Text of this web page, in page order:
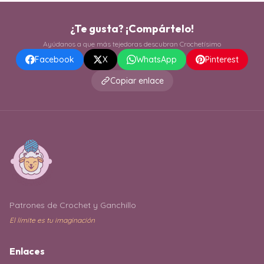
¿Te gusta? ¡Compártelo!
Ayúdanos a que más tejedoras descubran Crochetísimo
Facebook X WhatsApp
Pinterest
Copiar enlace
Patrones de Crochet y Ganchillo
El límite es tu imaginación
Enlaces